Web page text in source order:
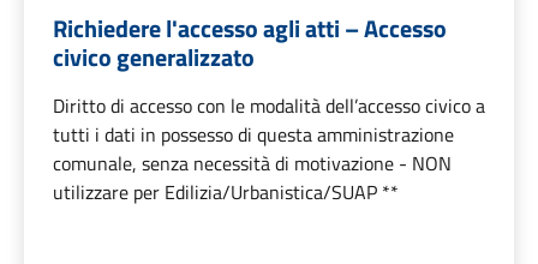
Richiedere l'accesso agli atti – Accesso
civico generalizzato
Diritto di accesso con le modalità dell’accesso civico a
tutti i dati in possesso di questa amministrazione
comunale, senza necessità di motivazione - NON
utilizzare per Edilizia/Urbanistica/SUAP **